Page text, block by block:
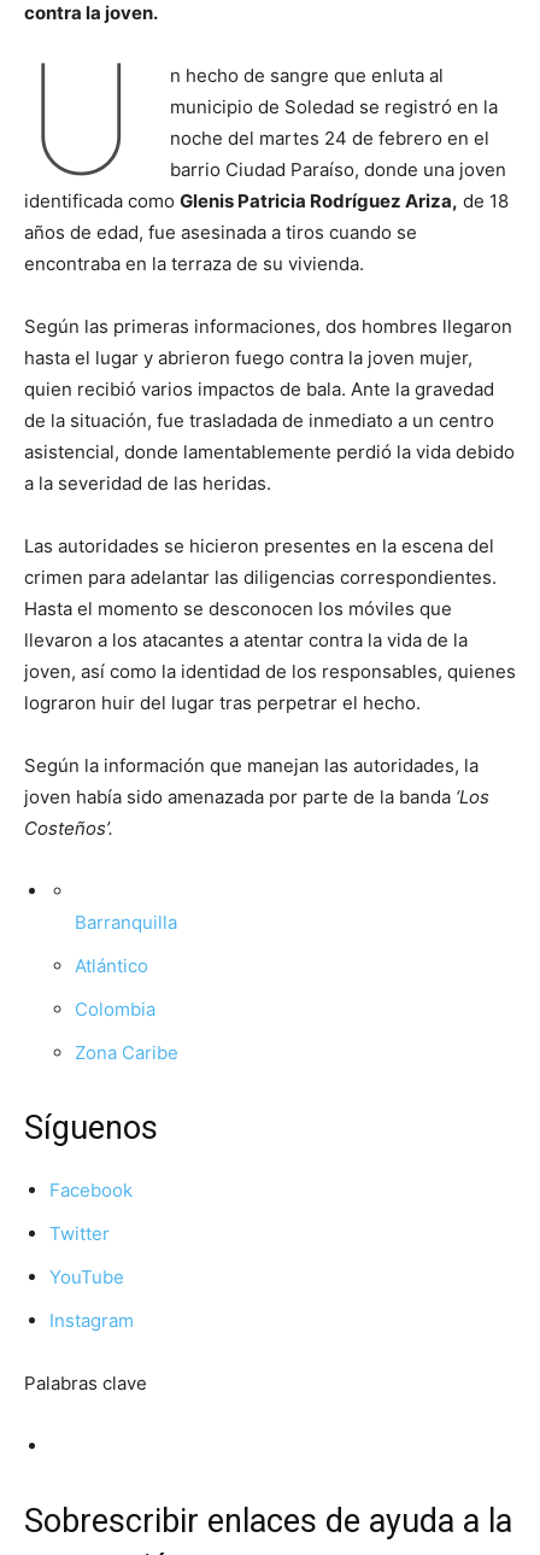
contra la joven.
U
n hecho de sangre que enluta al
municipio de Soledad se registró en la
noche del martes 24 de febrero en el
barrio Ciudad Paraíso, donde una joven
identificada como Glenis Patricia Rodríguez Ariza, de 18
años de edad, fue asesinada a tiros cuando se
encontraba en la terraza de su vivienda.
Según las primeras informaciones, dos hombres llegaron
hasta el lugar y abrieron fuego contra la joven mujer,
quien recibió varios impactos de bala. Ante la gravedad
de la situación, fue trasladada de inmediato a un centro
asistencial, donde lamentablemente perdió la vida debido
a la severidad de las heridas.
Las autoridades se hicieron presentes en la escena del
crimen para adelantar las diligencias correspondientes.
Hasta el momento se desconocen los móviles que
llevaron a los atacantes a atentar contra la vida de la
joven, así como la identidad de los responsables, quienes
lograron huir del lugar tras perpetrar el hecho.
Según la información que manejan las autoridades, la
joven había sido amenazada por parte de la banda ‘Los
Costeños’.
Barranquilla
Atlántico
Colombia
Zona Caribe
Síguenos
Facebook
Twitter
YouTube
Instagram
Palabras clave
Sobrescribir enlaces de ayuda a la